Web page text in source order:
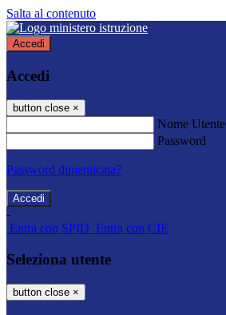
Salta al contenuto
Accedi
Accedi
button close ×
Nome Utente
Password
Password dimenticata?
-
Entra con SPID Entra con CIE
Seleziona utente
button close ×